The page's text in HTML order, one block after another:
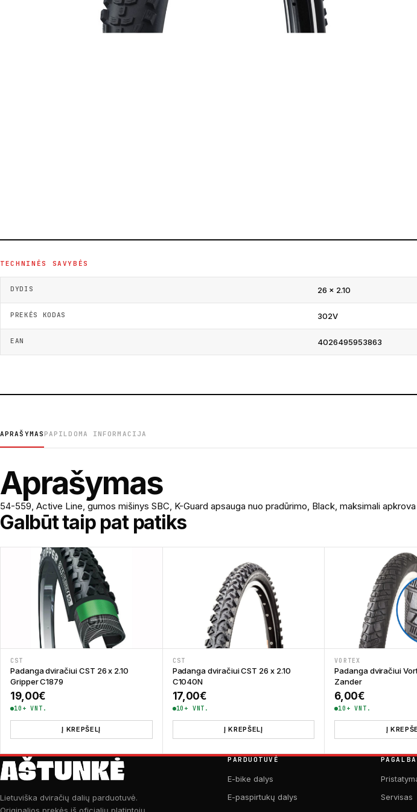
TECHNINĖS SAVYBĖS
DYDIS 26 × 2.10
PREKĖS KODAS 302V
EAN 4026495953863
APRAŠYMAS PAPILDOMA INFORMACIJA
Aprašymas
54-559, Active Line, gumos mišinys SBC, K-Guard apsauga nuo pradūrimo, Black, maksimali
Galbūt taip pat patiks
CST
Padanga dviračiui CST 26 x 2.10
Gripper C1879
19,00€
10+ VNT.
Į KREPŠELĮ
CST
Padanga dviračiui CST 26 x 2.10
C1040N
17,00€
10+ VNT.
Į KREPŠELĮ
VORTEX
Padanga dviračiui
Zander
6,00€
10+ VNT.
Į
Lietuviška dviračių dalių parduotuvė.
PARDUOTUVĖ
E-bike dalys
E-paspirtukų dalys
PAGALBA
Servisas